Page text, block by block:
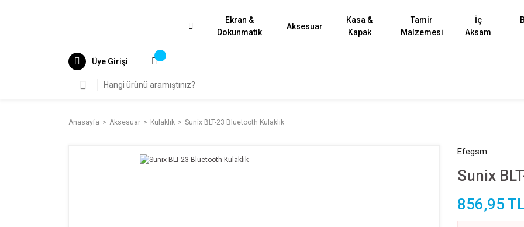
Ekran &
Dokunmatik
Aksesuar
Kasa &
Kapak
Tamir
Malzemesi
İç
Aksam
Üye Girişi
Anasayfa Aksesuar Kulaklık Sunix BLT-23 Bluetooth Kulaklık
Efegsm
Sunix
856,95